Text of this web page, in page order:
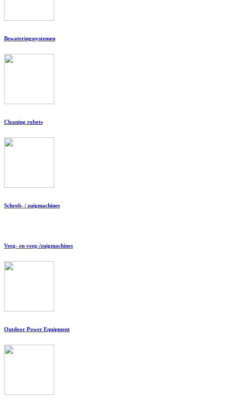
Bewateringssystemen
Cleaning robots
Schrob- / zuigmachines
Veeg- en veeg-/zuigmachines
Outdoor Power Equipment